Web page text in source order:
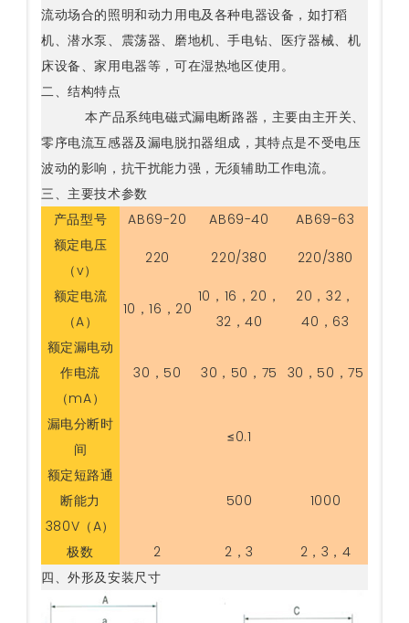
流动场合的照明和动力用电及各种电器设备，如打稻
机、潜水泵、震荡器、磨地机、手电钻、医疗器械、机
床设备、家用电器等，可在湿热地区使用。
二、结构特点
本产品系纯电磁式漏电断路器，主要由主开关、
零序电流互感器及漏电脱扣器组成，其特点是不受电压
波动的影响，抗干扰能力强，无须辅助工作电流。
三、主要技术参数
产品型号
AB69-20 AB69-40
AB69-63
额定电压
（v）
220 220/380 220/380
额定电流
（A）
10，16，20
10，16，20，
32，40
20，32，
40，63
额定漏电动
作电流
（mA）
30，50 30，50，75 30，50，75
漏电分断时
间
≤0.1
额定短路通
断能力
380V（A）
500 1000
极数 2 2，3
2，3，4
四、外形及安装尺寸